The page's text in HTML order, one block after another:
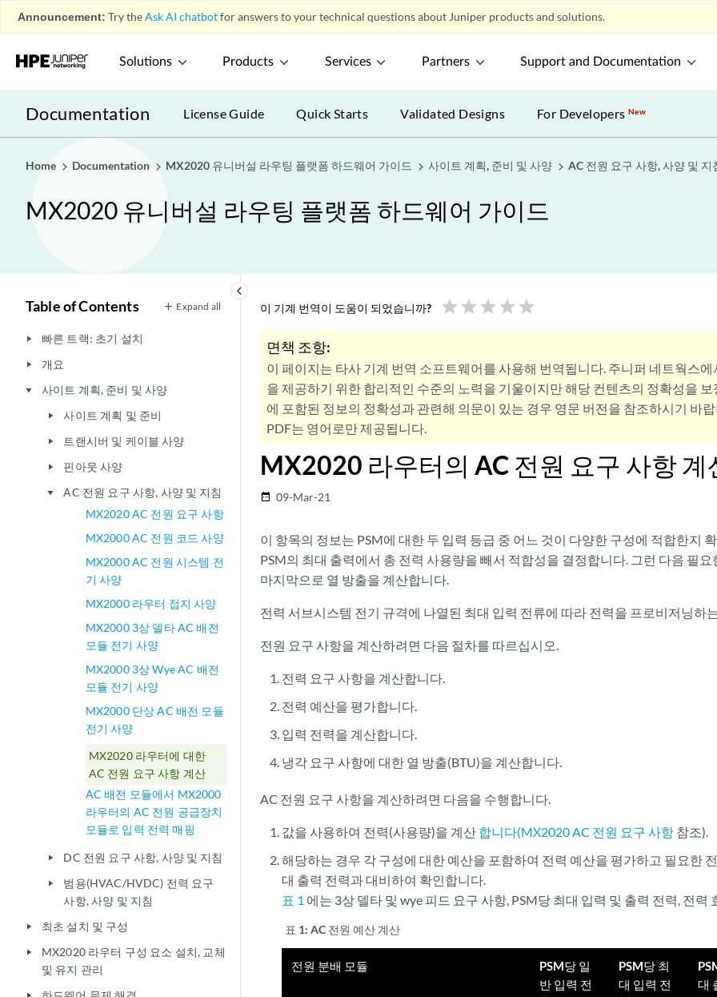
Announcement: Try theAsk AI chatbotfor answers to your technical questions about Juniper products and solutions.
Solutions Products Services Partners Support and Documentation
Documentation License Guide Quick Starts Validated Designs For DevelopersNew
Home Documentation MX2020 유니버설 라우팅 플랫폼 하드웨어 가이드 사이트 계획, 준비 및 사양 AC 전원 요구 사항, 사양 및 지
MX2020 유니버설 라우팅 플랫폼 하드웨어 가이드
keyboard_arrow_left
Table of Contents Expand all
play_arrow 빠른 트랙: 초기 설치
play_arrow 개요
play_arrow 사이트 계획, 준비 및 사양
play_arrow 사이트 계획 및 준비
play_arrow 트랜시버 및 케이블 사양
play_arrow 핀아웃 사양
play_arrow
AC 전원 요구 사항, 사양 및 지침
MX2020 AC 전원 요구 사항
MX2000 AC 전원 코드 사양
MX2000 AC 전원 시스템 전
기 사양
MX2000 라우터 접지 사양
MX2000 3상 델타 AC 배전
모듈 전기 사양
MX2000 3상 Wye AC 배전
모듈 전기 사양
MX2000 단상 AC 배전 모듈
전기 사양
MX2020 라우터에 대한
AC 전원 요구 사항 계산
AC 배전 모듈에서 MX2000
라우터의 AC 전원 공급장치
모듈로 입력 전력 매핑
play_arrow DC 전원 요구 사항, 사양 및 지침
play_arrow
범용(HVAC/HVDC) 전력 요구
사항, 사양 및 지침
play_arrow 최초 설치 및 구성
play_arrow
MX2020 라우터 구성 요소 설치, 교체
및 유지 관리
이 기계 번역이 도움이 되었습니까? star star star star star
면책 조항:
이 페이지는 타사 기계 번역 소프트웨어를 사용해 번역됩니다. 주니퍼 네트웍스
을 제공하기 위한 합리적인 수준의 노력을 기울이지만 해당 컨텐츠의 정확성을 보
에 포함된 정보의 정확성과 관련해 의문이 있는 경우 영문 버전을 참조하시기 바
PDF는 영어로만 제공됩니다.
MX2020 라우터의 AC 전원 요구 사항 계
date_range 09-Mar-21
이 항목의 정보는 PSM에 대한 두 입력 등급 중 어느 것이 다양한 구성에 적합한지
PSM의 최대 출력에서 총 전력 사용량을 빼서 적합성을 결정합니다. 그런 다음 필
마지막으로 열 방출을 계산합니다.
전력 서브시스템 전기 규격에 나열된 최대 입력 전류에 따라 전력을 프로비저닝하
전원 요구 사항을 계산하려면 다음 절차를 따르십시오.
전력 요구 사항을 계산합니다.
전력 예산을 평가합니다.
입력 전력을 계산합니다.
냉각 요구 사항에 대한 열 방출(BTU)을 계산합니다.
AC 전원 요구 사항을 계산하려면 다음을 수행합니다.
값을 사용하여 전력(사용량)을 계산 합니다(MX2020 AC 전원 요구 사항 참조).
해당하는 경우 각 구성에 대한 예산을 포함하여 전력 예산을 평가하고 필요한
대 출력 전력과 대비하여 확인합니다.
표 1 에는 3상 델타 및 wye 피드 요구 사항, PSM당 최대 입력 및 출력 전력, 전력
표 1:AC 전원 예산 계산
전원 분배 모듈
PSM당 일
반 입력 전
PSM당 최
대 입력 전
대